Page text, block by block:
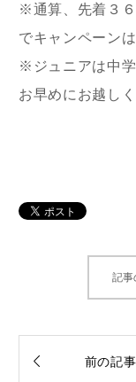
※通算、先着３
でキャンペーン
※ジュニアは中
お早めにお越しく
記事
 前の記事